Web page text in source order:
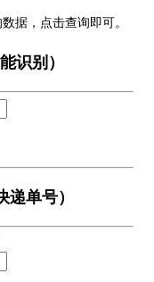
据，点击查询即可。
识别）
单号）